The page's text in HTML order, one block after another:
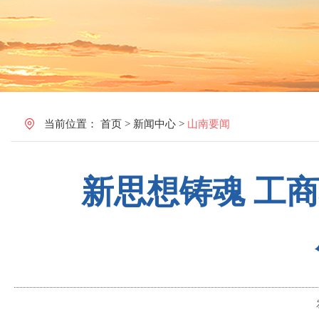
当前位置： 首页 > 新闻中心 > 山南要闻
新思想铸魂 工